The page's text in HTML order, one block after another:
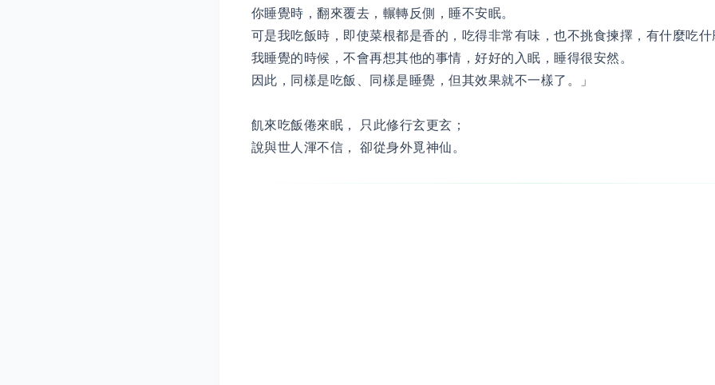
你睡覺時，翻來覆去，輾轉反側，睡不安眠。
可是我吃飯時，即使菜根都是香的，吃得非常有味，也不挑食揀擇，有什麼吃什
我睡覺的時候，不會再想其他的事情，好好的入眠，睡得很安然。
因此，同樣是吃飯、同樣是睡覺，但其效果就不一樣了。」
飢來吃飯倦來眠， 只此修行玄更玄；
說與世人渾不信， 卻從身外覓神仙。